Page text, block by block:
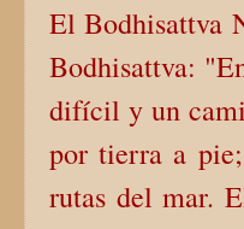
El Bodhisattva
Bodhisattva:
difícil y un
por tierra a
rutas del mar.